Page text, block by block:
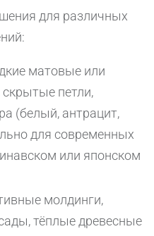
для различных
матовые или
петли,
(белый, антрацит,
для современных
или японском
молдинги,
тёплые древесные